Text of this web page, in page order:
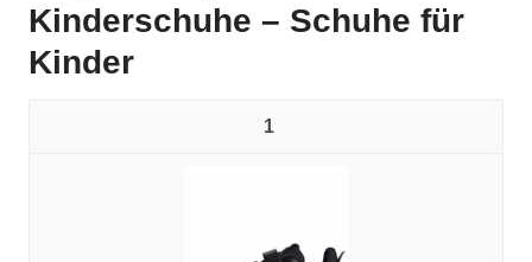
Kinderschuhe – Schuhe für
Kinder
1